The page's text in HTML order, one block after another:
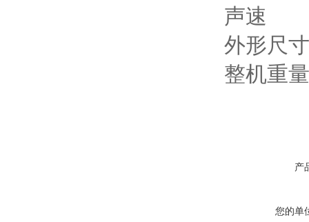
声速
外形尺
整机重
产
您的单